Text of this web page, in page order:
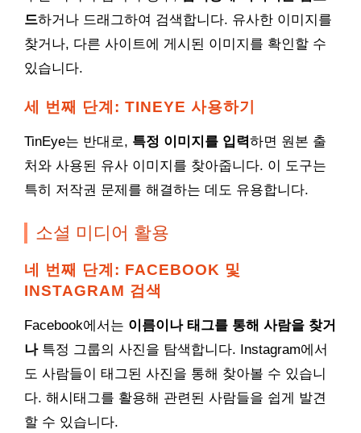
드하거나 드래그하여 검색합니다. 유사한 이미지를
찾거나, 다른 사이트에 게시된 이미지를 확인할 수
있습니다.
세 번째 단계: TINEYE 사용하기
TinEye는 반대로, 특정 이미지를 입력하면 원본 출
처와 사용된 유사 이미지를 찾아줍니다. 이 도구는
특히 저작권 문제를 해결하는 데도 유용합니다.
소셜 미디어 활용
네 번째 단계: FACEBOOK 및
INSTAGRAM 검색
Facebook에서는 이름이나 태그를 통해 사람을 찾거
나특정 그룹의 사진을 탐색합니다. Instagram에서
도 사람들이 태그된 사진을 통해 찾아볼 수 있습니
다. 해시태그를 활용해 관련된 사람들을 쉽게 발견
할 수 있습니다.